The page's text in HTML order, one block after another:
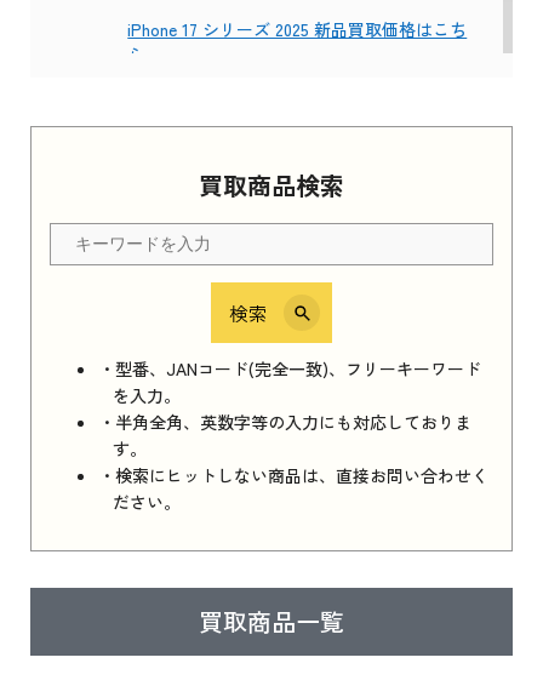
買取商品検索
検索
・型番、JANコード(完全一致)、フリーキーワード
を入力。
・半角全角、英数字等の入力にも対応しておりま
す。
・検索にヒットしない商品は、直接お問い合わせく
ださい。
買取商品一覧
iPhone 17 シリーズ 2025 新品買取価格はこち
ら
Apple Watch Series 11 2025 新品買取価格はこ
ちら
iPhone 16e シリーズ 2025
iPhone 16e シリーズ 2025 新品買取価格はこち
ら
iPad 11インチ 2025年春モデル
はこちら